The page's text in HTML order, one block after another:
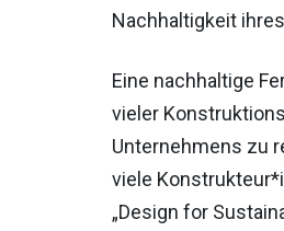
Nachhaltigkeit
Eine nachhaltige
vieler
Unternehmens zu
viele
„Design for